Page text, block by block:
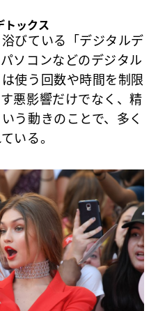
トックス
びている「デジタルデ
ソコンなどのデジタル
使う回数や時間を制限
悪影響だけでなく、精
う動きのことで、多く
いる。